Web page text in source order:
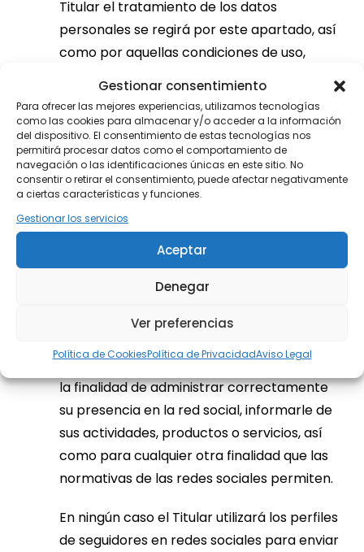
Gestionar consentimiento
Para ofrecer las mejores experiencias, utilizamos tecnologías
como las cookies para almacenar y/o acceder a la información
del dispositivo. El consentimiento de estas tecnologías nos
permitirá procesar datos como el comportamiento de
navegación o las identificaciones únicas en este sitio. No
consentir o retirar el consentimiento, puede afectar negativamente
a ciertas características y funciones.
Gestionar los servicios
Aceptar
Denegar
Ver preferencias
Política de CookiesPolítica de PrivacidadAviso Legal
Titular el tratamiento de los datos
personales se regirá por este apartado, así
como por aquellas condiciones de uso,
acceso que pertenezcan a la red social que
proceda en cada caso y que ha aceptado
previamente.
Puede consultar las políticas de privacidad
de las principales redes sociales en estos
enlaces:
Facebook
Twitter
YouTube
El Titular tratará sus datos personales con
la finalidad de administrar correctamente
su presencia en la red social, informarle de
sus actividades, productos o servicios, así
como para cualquier otra finalidad que las
normativas de las redes sociales permiten.
En ningún caso el Titular utilizará los perfiles
de seguidores en redes sociales para enviar